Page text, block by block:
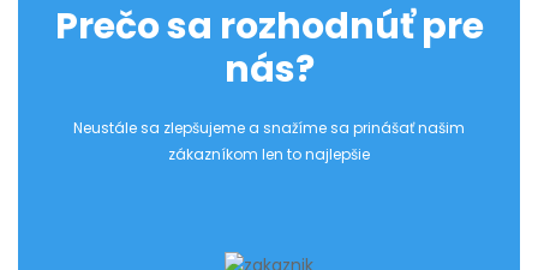
Prečo sa rozhodnúť pre
nás?
Neustále sa zlepšujeme a snažíme sa prinášať našim
zákazníkom len to najlepšie